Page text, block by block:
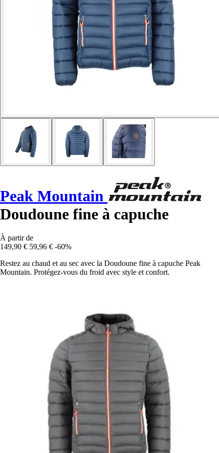
Peak Mountain
Doudoune fine à capuche
À partir de
149,90 € 59,96 € -60%
Restez au chaud et au sec avec la Doudoune fine à capuche Peak
Mountain. Protégez-vous du froid avec style et confort.